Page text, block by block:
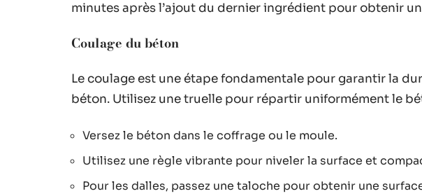
minutes après l’ajout du dernier ingrédient pour obtenir
Coulage du béton
Le coulage est une étape fondamentale pour garantir la
béton. Utilisez une truelle pour répartir uniformément le
Versez le béton dans le coffrage ou le moule.
Utilisez une règle vibrante pour niveler la surface et
Pour les dalles, passez une taloche pour obtenir une